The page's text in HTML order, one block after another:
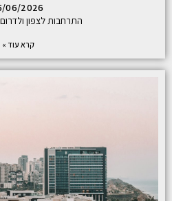
06/2026
התרחבות לצפון ולדרום ב-
קרא עוד »